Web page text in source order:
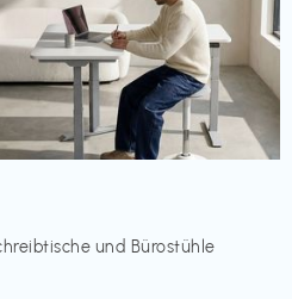
und Bürostühle